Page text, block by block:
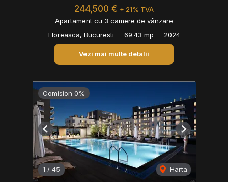
244,500 € + 21% TVA
Apartament cu 3 camere de vânzare
Floreasca, Bucuresti
69.43 mp 2024
Vezi mai multe detalii
Comision 0%
1 / 45 Harta
Previous Next